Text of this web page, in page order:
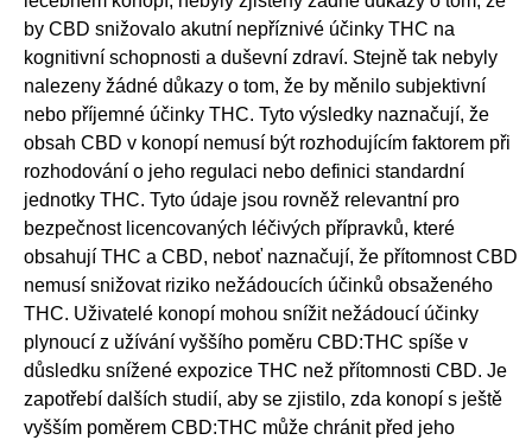
by CBD snižovalo akutní nepříznivé účinky THC na
kognitivní schopnosti a duševní zdraví. Stejně tak nebyly
nalezeny žádné důkazy o tom, že by měnilo subjektivní
nebo příjemné účinky THC. Tyto výsledky naznačují, že
obsah CBD v konopí nemusí být rozhodujícím faktorem při
rozhodování o jeho regulaci nebo definici standardní
jednotky THC. Tyto údaje jsou rovněž relevantní pro
bezpečnost licencovaných léčivých přípravků, které
obsahují THC a CBD, neboť naznačují, že přítomnost CBD
nemusí snižovat riziko nežádoucích účinků obsaženého
THC. Uživatelé konopí mohou snížit nežádoucí účinky
plynoucí z užívání vyššího poměru CBD:THC spíše v
důsledku snížené expozice THC než přítomnosti CBD. Je
zapotřebí dalších studií, aby se zjistilo, zda konopí s ještě
vyšším poměrem CBD:THC může chránit před jeho